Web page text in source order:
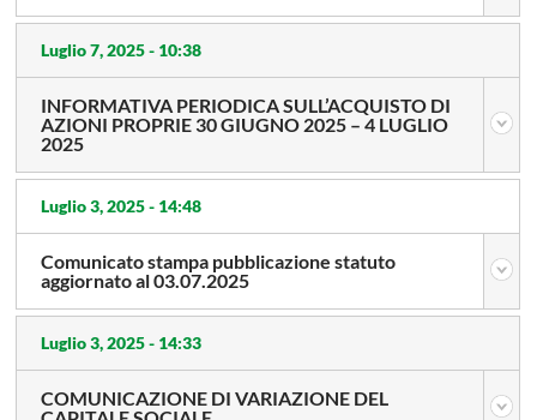
Luglio 7, 2025 - 10:38
INFORMATIVA PERIODICA SULL’ACQUISTO DI
AZIONI PROPRIE 30 GIUGNO 2025 – 4 LUGLIO
2025
Luglio 3, 2025 - 14:48
Comunicato stampa pubblicazione statuto
aggiornato al 03.07.2025
Luglio 3, 2025 - 14:33
COMUNICAZIONE DI VARIAZIONE DEL